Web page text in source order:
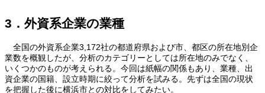
3．外資系企業の業種
全国の外資系企業3,172社の都道府県および市、都区の所在地別企
業数を概観したが、分析のカテゴリーとしては所在地のみでなく、
いくつかのものが考えられる。今回は紙幅の関係もあり、業種、出
資企業の国籍、設立時期に絞って分析を試みる。先ずは全国の現状
を把握した後に横浜市との対比をしてみたい。